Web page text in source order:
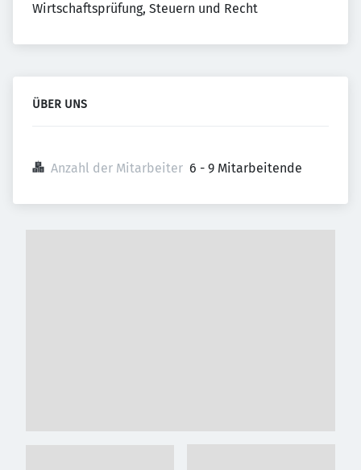
Wirtschaftsprüfung, Steuern und Recht
ÜBER UNS
Anzahl der Mitarbeiter 6 - 9 Mitarbeitende